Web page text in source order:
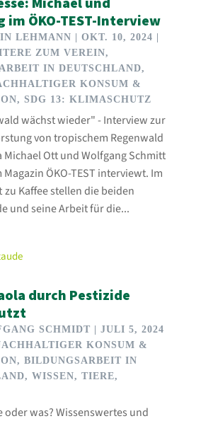
im ÖKO-TEST-Interview
LEHMANN | OKT. 10, 2024 |
ZUM VEREIN,
IN DEUTSCHLAND,
KONSUM &
, SDG 13: KLIMASCHUTZ
wächst wieder" - Interview zur
von tropischem Regenwald
Michael Ott und Wolfgang Schmitt
ÖKO-TEST interviewt. Im
zu Kaffee stellen die beiden
und seine Arbeit für die...
durch Pestizide
SCHMIDT | JULI 5, 2024
KONSUM &
, BILDUNGSARBEIT IN
, WISSEN, TIERE,
oder was? Wissenswertes und